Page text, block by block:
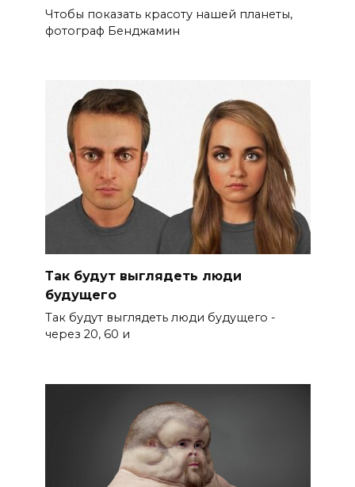
Чтобы показать красоту нашей планеты,
фотограф Бенджамин
Так будут выглядеть люди
будущего
Так будут выглядеть люди будущего -
через 20, 60 и